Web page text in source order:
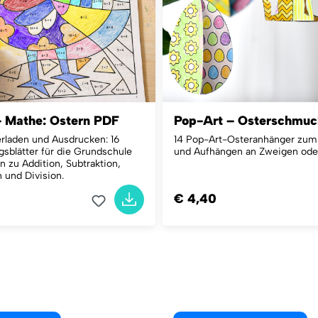
Ostern PDF
und Ausdrucken: 16
für die Grundschule
zu Addition, Subtraktion,
und Division.
Pop-Art –
14 Pop-Art-Osteranhänger
und Aufhängen an Zweigen
€ 4,40